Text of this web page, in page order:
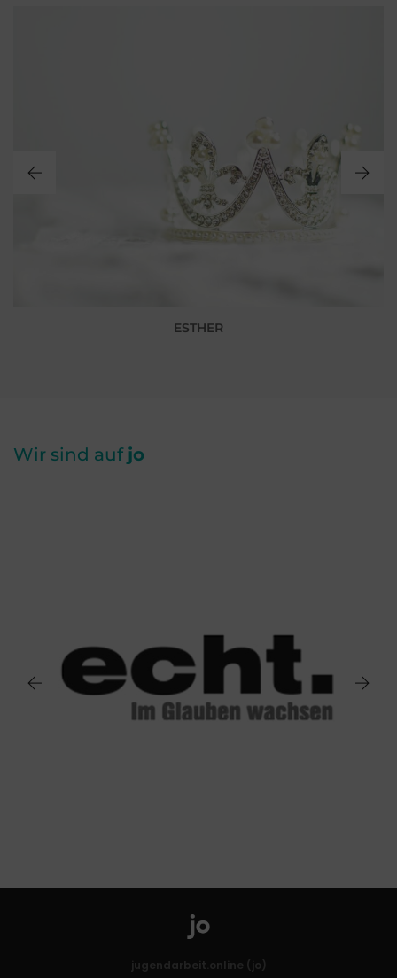
ESTHER
Wir sind auf jo
jugendarbeit.online (jo)